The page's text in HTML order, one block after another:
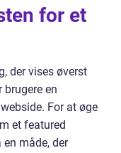
for et
der vises øverst
brugere en
For at øge
et featured
måde, der